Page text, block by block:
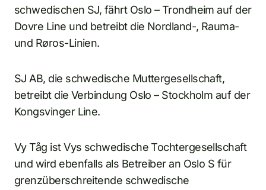
schwedischen SJ, fährt Oslo – Trondheim auf der
Dovre Line und betreibt die Nordland-, Rauma-
und Røros-Linien.
SJ AB, die schwedische Muttergesellschaft,
betreibt die Verbindung Oslo – Stockholm auf der
Kongsvinger Line.
Vy Tåg ist Vys schwedische Tochtergesellschaft
und wird ebenfalls als Betreiber an Oslo S für
grenzüberschreitende schwedische